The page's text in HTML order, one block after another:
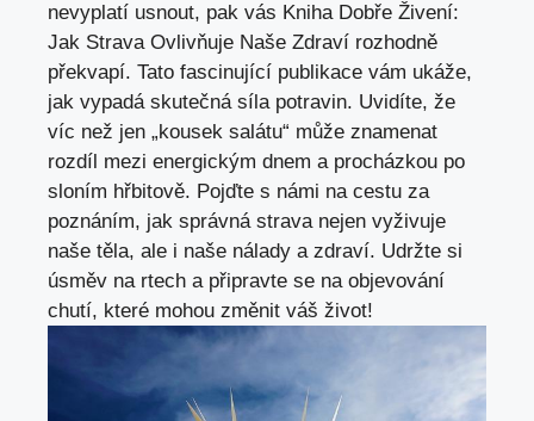
nevyplatí usnout, pak vás Kniha Dobře Živení:
Jak Strava Ovlivňuje Naše Zdraví rozhodně
překvapí. Tato fascinující publikace vám ukáže,
jak vypadá skutečná síla potravin. Uvidíte, že
víc než jen „kousek salátu“ může znamenat
rozdíl mezi energickým dnem a procházkou po
sloním hřbitově. Pojďte s námi na cestu za
poznáním, jak správná strava nejen vyživuje
naše těla, ale i naše nálady a zdraví. Udržte si
úsměv na rtech a připravte se na objevování
chutí, které mohou změnit váš život!